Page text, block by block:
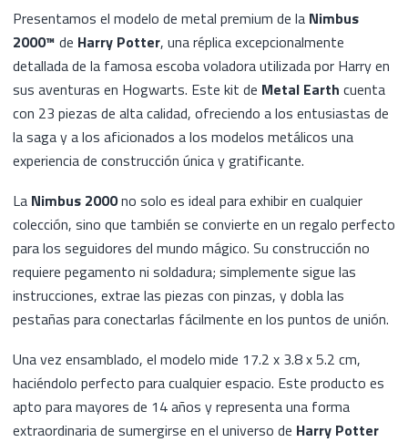
Presentamos el modelo de metal premium de la Nimbus
2000™ de Harry Potter, una réplica excepcionalmente
detallada de la famosa escoba voladora utilizada por Harry en
sus aventuras en Hogwarts. Este kit de Metal Earth cuenta
con 23 piezas de alta calidad, ofreciendo a los entusiastas de
la saga y a los aficionados a los modelos metálicos una
experiencia de construcción única y gratificante.
La Nimbus 2000no solo es ideal para exhibir en cualquier
colección, sino que también se convierte en un regalo perfecto
para los seguidores del mundo mágico. Su construcción no
requiere pegamento ni soldadura; simplemente sigue las
instrucciones, extrae las piezas con pinzas, y dobla las
pestañas para conectarlas fácilmente en los puntos de unión.
Una vez ensamblado, el modelo mide 17.2 x 3.8 x 5.2 cm,
haciéndolo perfecto para cualquier espacio. Este producto es
apto para mayores de 14 años y representa una forma
extraordinaria de sumergirse en el universo de Harry Potter